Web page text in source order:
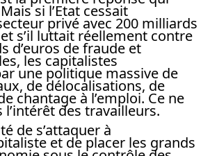
si l’Etat cessait
privé avec 200 milliards
s’il luttait réellement contre
d’euros de fraude et
les capitalistes
une politique massive de
de délocalisations, de
chantage à l’emploi. Ce ne
l’intérêt des travailleurs.
de s’attaquer à
et de placer les grands